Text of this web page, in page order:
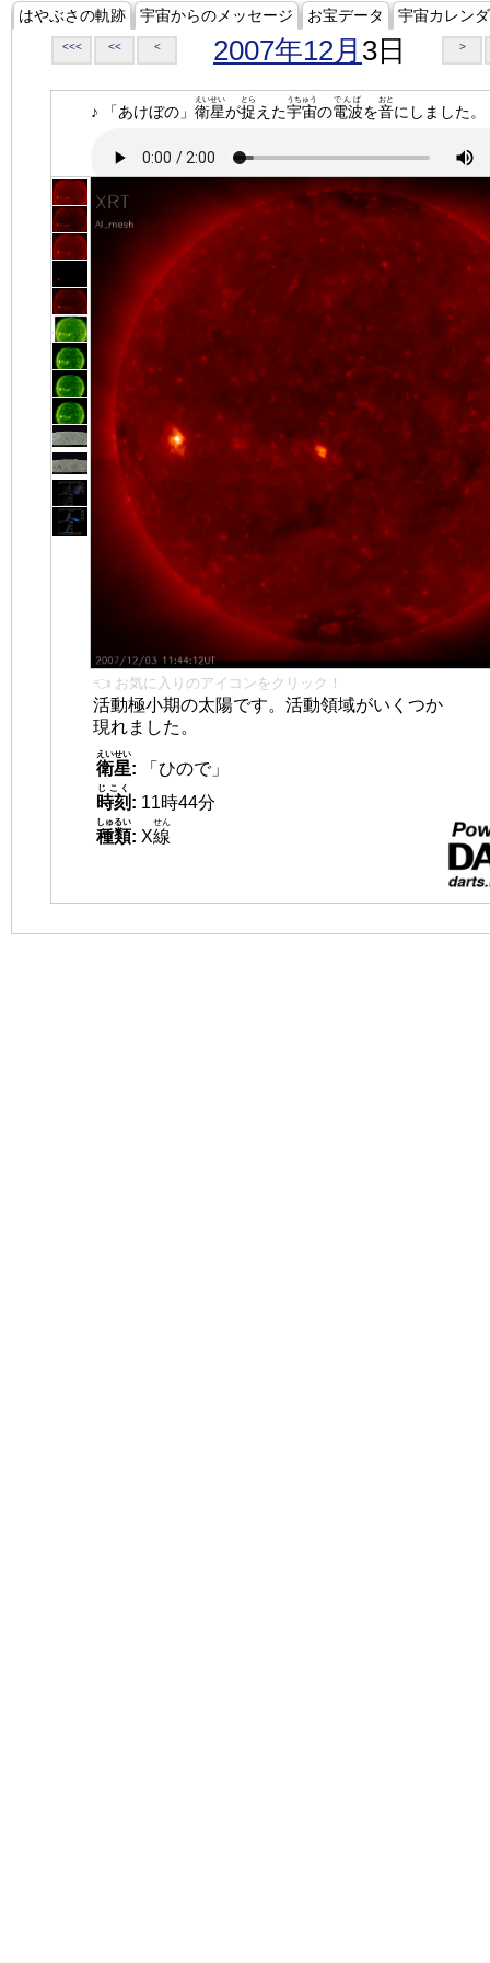
はやぶさの軌跡 宇宙からのメッセージ お宝データ 宇宙カレン
<<< << < 2007年12月 3日 >
♪ 「あけぼの」 衛星
えいせい
が捉
とら
えた宇宙
うちゅう
の電波
でんぱ
を音
おと
にしました。
👈 お気に入りのアイコンをクリック！
活動極小期の太陽です。活動領域がいくつか
現れました。
衛星
えいせい
:
「ひので」
時刻
じこく
: 11時44分
種類
しゅるい
: X線
せん